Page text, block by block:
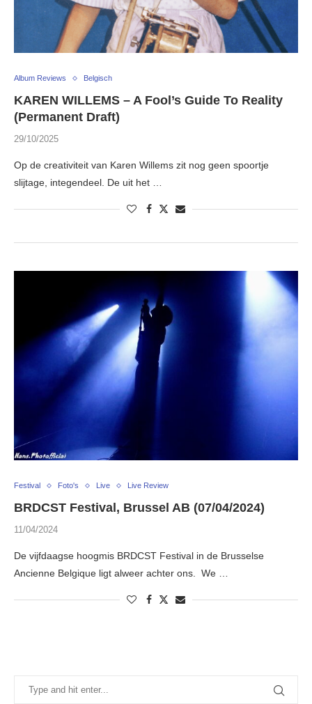
Album Reviews Belgisch
KAREN WILLEMS – A Fool’s Guide To Reality
(Permanent Draft)
29/10/2025
Op de creativiteit van Karen Willems zit nog geen spoortje
slijtage, integendeel. De uit het …
Festival Foto's Live Live Review
BRDCST Festival, Brussel AB (07/04/2024)
11/04/2024
De vijfdaagse hoogmis BRDCST Festival in de Brusselse
Ancienne Belgique ligt alweer achter ons. We …